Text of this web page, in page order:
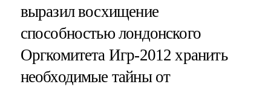
выразил восхищение
способностью лондонского
Оргкомитета Игр-2012 хранить
необходимые тайны от